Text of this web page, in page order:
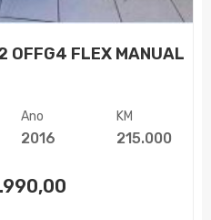
OFFG4 FLEX MANUAL
Ano
2016
KM
215.000